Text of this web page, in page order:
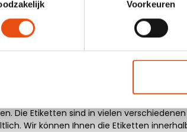
Voorkeuren
ein Jubiläum bis hin zu einem Etikett für
- A gift for you
Wir haben verschiedene
Ihr Produkt zu einem echten Geschenk.
wenn er das Paket auspackt, und zeigt,
Die Etiketten sind in vielen verschiedenen
Wir können Ihnen die Etiketten